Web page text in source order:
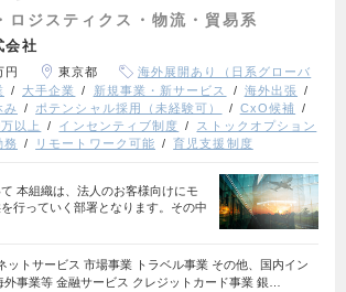
ロジスティクス・物流・貿易系
会社
円 東京都
海外展開あり（日系グローバ
大手企業 新規事業・新サービス
海外出張
み ポテンシャル採用（未経験可）
CxO候補
以上 インセンティブ制度
ストックオプション
務 リモートワーク可能 育児支援制度
本組織は、法人のお客様向けにモ
行っていく部署となります。その中
ットサービス 市場事業 トラベル事業 その他、国内イン
外事業等 金融サービス クレジットカード事業 銀…